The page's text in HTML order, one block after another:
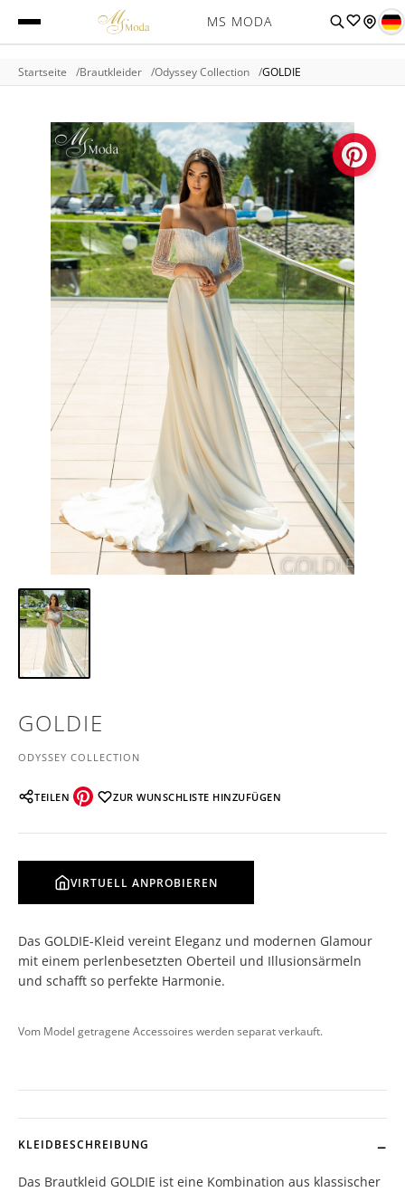
MS MODA
Startseite Brautkleider Odyssey Collection GOLDIE
GOLDIE
ODYSSEY COLLECTION
TEILEN ZUR WUNSCHLISTE HINZUFÜGEN
VIRTUELL ANPROBIEREN
Das GOLDIE-Kleid vereint Eleganz und modernen Glamour
mit einem perlenbesetzten Oberteil und Illusionsärmeln
und schafft so perfekte Harmonie.
Vom Model getragene Accessoires werden separat verkauft.
KLEIDBESCHREIBUNG
Das Brautkleid GOLDIE ist eine Kombination aus klassischer